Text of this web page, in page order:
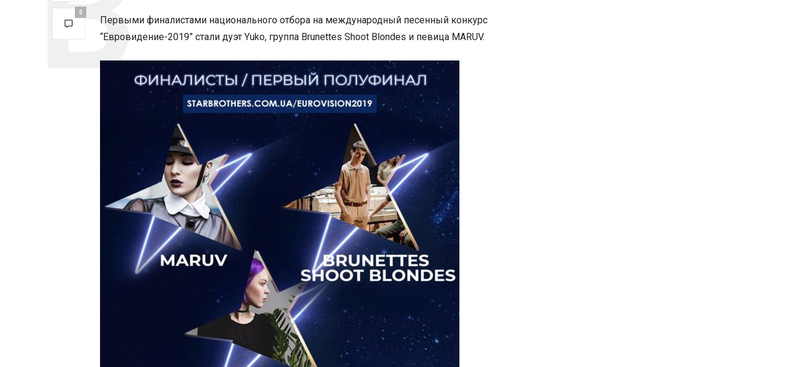
0
Первыми финалистами национального отбора на международный песенный конкурс
“Евровидение-2019” стали дуэт Yuko, группа Brunettes Shoot Blondes и певица MARUV.